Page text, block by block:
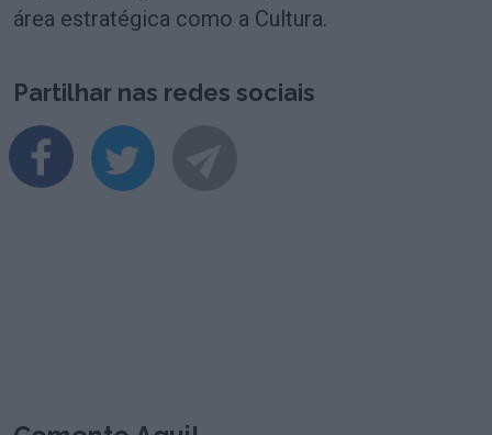
área estratégica como a Cultura.
Partilhar nas redes sociais